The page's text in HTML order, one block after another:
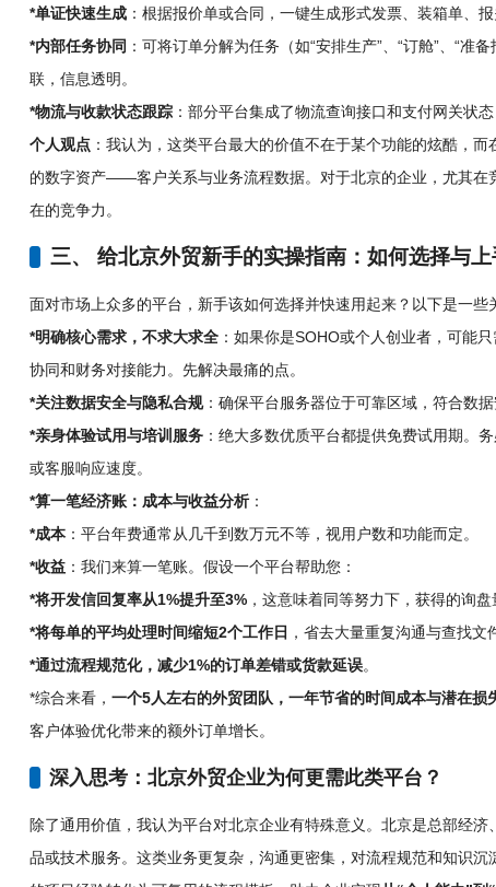
*单证快速生成 ：根据报价单或合同，一键生成形式发票、装箱单、报
*内部任务协同 ：可将订单分解为任务（如“安排生产”、“订舱”、“
联，信息透明。
*物流与收款状态跟踪 ：部分平台集成了物流查询接口和支付网关状
个人观点 ：我认为，这类平台最大的价值不在于某个功能的炫酷，而
的数字资产——客户关系与业务流程数据。对于北京的企业，尤其在
在的竞争力。
三、 给北京外贸新手的实操指南：如何选择与上
面对市场上众多的平台，新手该如何选择并快速用起来？以下是一些
*明确核心需求，不求大求全 ：如果你是SOHO或个人创业者，可能
协同和财务对接能力。先解决最痛的点。
*关注数据安全与隐私合规：确保平台服务器位于可靠区域，符合数
*亲身体验试用与培训服务 ：绝大多数优质平台都提供免费试用期。
或客服响应速度。
*算一笔经济账：成本与收益分析：
*成本 ：平台年费通常从几千到数万元不等，视用户数和功能而定。
*收益 ：我们来算一笔账。假设一个平台帮助您：
*将开发信回复率从1%提升至3% ，这意味着同等努力下，获得的询盘
*将每单的平均处理时间缩短2个工作日 ，省去大量重复沟通与查找文
*通过流程规范化，减少1%的订单差错或货款延误。
*综合来看， 一个5人左右的外贸团队，一年节省的时间成本与潜在损
客户体验优化带来的额外订单增长。
深入思考：北京外贸企业为何更需此类平台？
除了通用价值，我认为平台对北京企业有特殊意义。北京是总部经
品或技术服务。这类业务更复杂，沟通更密集，对流程规范和知识